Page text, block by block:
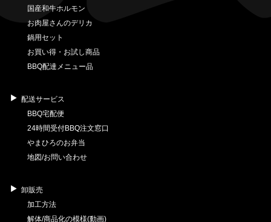
国産和牛ホルモン
お肉屋さんのデリカ
鍋用セット
お買い得・お試し商品
BBQ配達メニュー品
配送サービス
BBQ宅配便
24時間受付BBQ注文窓口
やまひろのお弁当
地図/お問い合わせ
卸販売
加工方法
解体/商品化の模様(動画)